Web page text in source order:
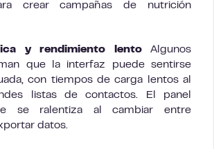
crear campañas de nutrición
y rendimiento lentoAlgunos
que la interfaz puede sentirse
con tiempos de carga lentos al
listas de contactos. El panel
se ralentiza al cambiar entre
datos.